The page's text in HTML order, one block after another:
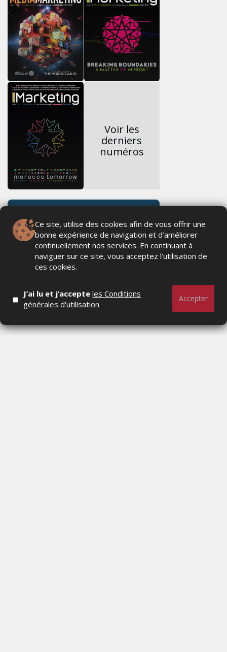
Voir les
derniers
numéros
Ce site, utilise des cookies afin de vous offrir une
bonne expérience de navigation et d’améliorer
continuellement nos services. En continuant à
naviguer sur ce site, vous acceptez l’utilisation de
ces cookies.
J’ai lu et j’accepteles Conditions
générales d'utilisation
Accepter